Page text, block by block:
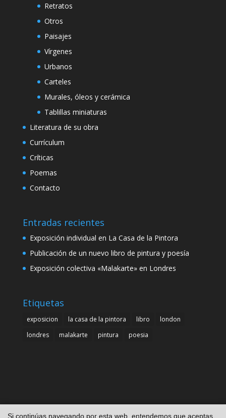
Retratos
Otros
Paisajes
Vírgenes
Urbanos
Carteles
Murales, óleos y cerámica
Tablillas miniaturas
Literatura de su obra
Currículum
Críticas
Poemas
Contacto
Entradas recientes
Exposición individual en La Casa de la Pintora
Publicación de un nuevo libro de pintura y poesía
Exposición colectiva «Malakarte» en Londres
Etiquetas
exposicion la casa de la pintora libro
london
londres
malakarte pintura poesia
Si continúas navegando por esta web, entendemos que aceptas